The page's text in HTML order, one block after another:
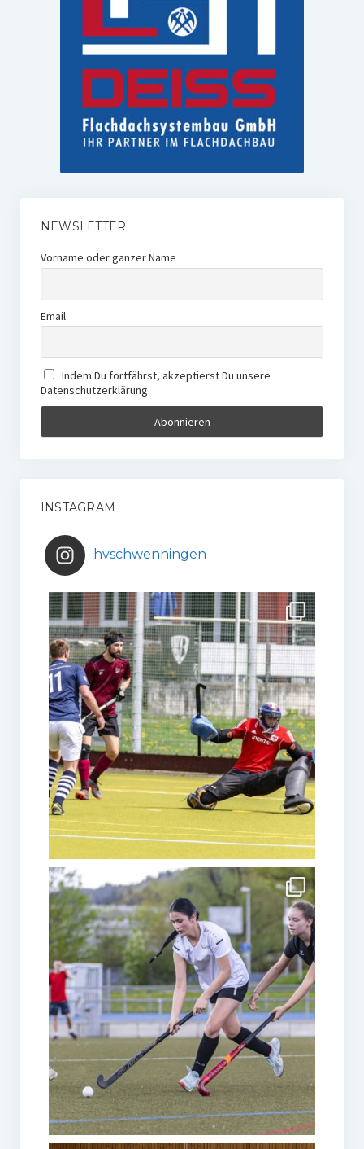
NEWSLETTER
Vorname oder ganzer Name
Email
Indem Du fortfährst, akzeptierst Du unsere
Datenschutzerklärung.
INSTAGRAM
hvschwenningen